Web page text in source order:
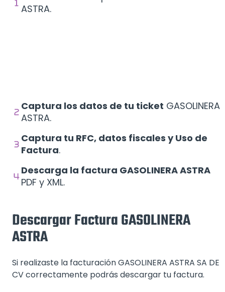
ASTRA.
Captura los datos de tu ticket GASOLINERA
ASTRA.
Captura tu RFC, datos fiscales y Uso de
Factura.
Descarga la factura GASOLINERA ASTRA
PDF y XML.
Descargar Factura GASOLINERA
ASTRA
Si realizaste la facturación GASOLINERA ASTRA SA DE
CV correctamente podrás descargar tu factura.